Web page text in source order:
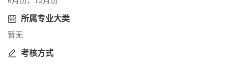
所属专业大类
暂无
考核方式